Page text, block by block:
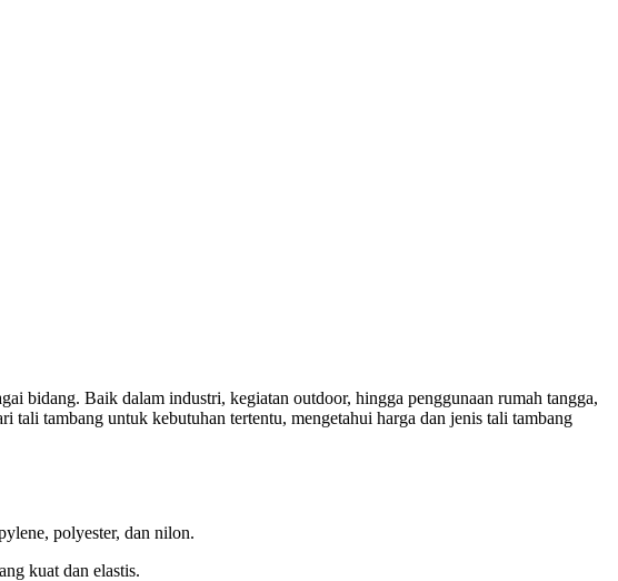
bidang. Baik dalam industri, kegiatan outdoor, hingga penggunaan rumah tangga,
tambang untuk kebutuhan tertentu, mengetahui harga dan jenis tali tambang
polyester, dan nilon.
kuat dan elastis.